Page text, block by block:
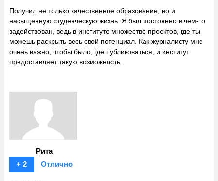
Получил не только качественное образование, но и
насыщенную студенческую жизнь. Я был постоянно в чем-то
задействован, ведь в институте множество проектов, где ты
можешь раскрыть весь свой потенциал. Как журналисту мне
очень важно, чтобы было, где публиковаться, и институт
предоставляет такую возможность.
Рита
+ 2
Отлично